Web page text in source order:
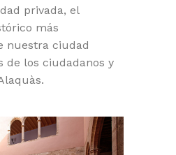
privada, el
más
nuestra ciudad
de los ciudadanos y